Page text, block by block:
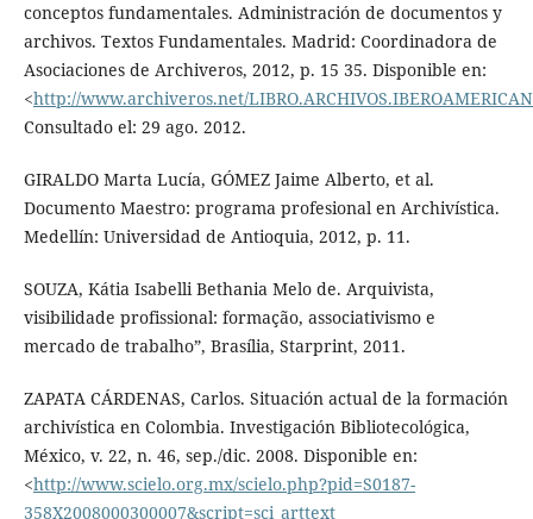
conceptos fundamentales. Administración de documentos y
archivos. Textos Fundamentales. Madrid: Coordinadora de
Asociaciones de Archiveros, 2012, p. 15 35. Disponible en:
<http://www.archiveros.net/
Consultado el: 29 ago. 2012.
GIRALDO Marta Lucía, GÓMEZ Jaime Alberto, et al.
Documento Maestro: programa profesional en Archivística.
Medellín: Universidad de Antioquia, 2012, p. 11.
SOUZA, Kátia Isabelli Bethania Melo de. Arquivista,
visibilidade profissional: formação, associativismo e
mercado de trabalho”, Brasília, Starprint, 2011.
ZAPATA CÁRDENAS, Carlos. Situación actual de la formación
archivística en Colombia. Investigación Bibliotecológica,
México, v. 22, n. 46, sep./dic. 2008. Disponible en:
<http://www.scielo.org.mx/scielo.php?pid=S0187-
358X2008000300007&script=sci_arttext